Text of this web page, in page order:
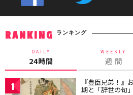
RANKING ランキング
DAILY
24時間
WEEKLY
週 間
1 『豊臣兄弟！』
期と「辞世の句